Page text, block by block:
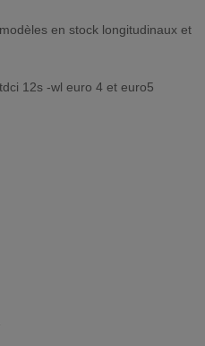
en stock longitudinaux et
12s -wl euro 4 et euro5